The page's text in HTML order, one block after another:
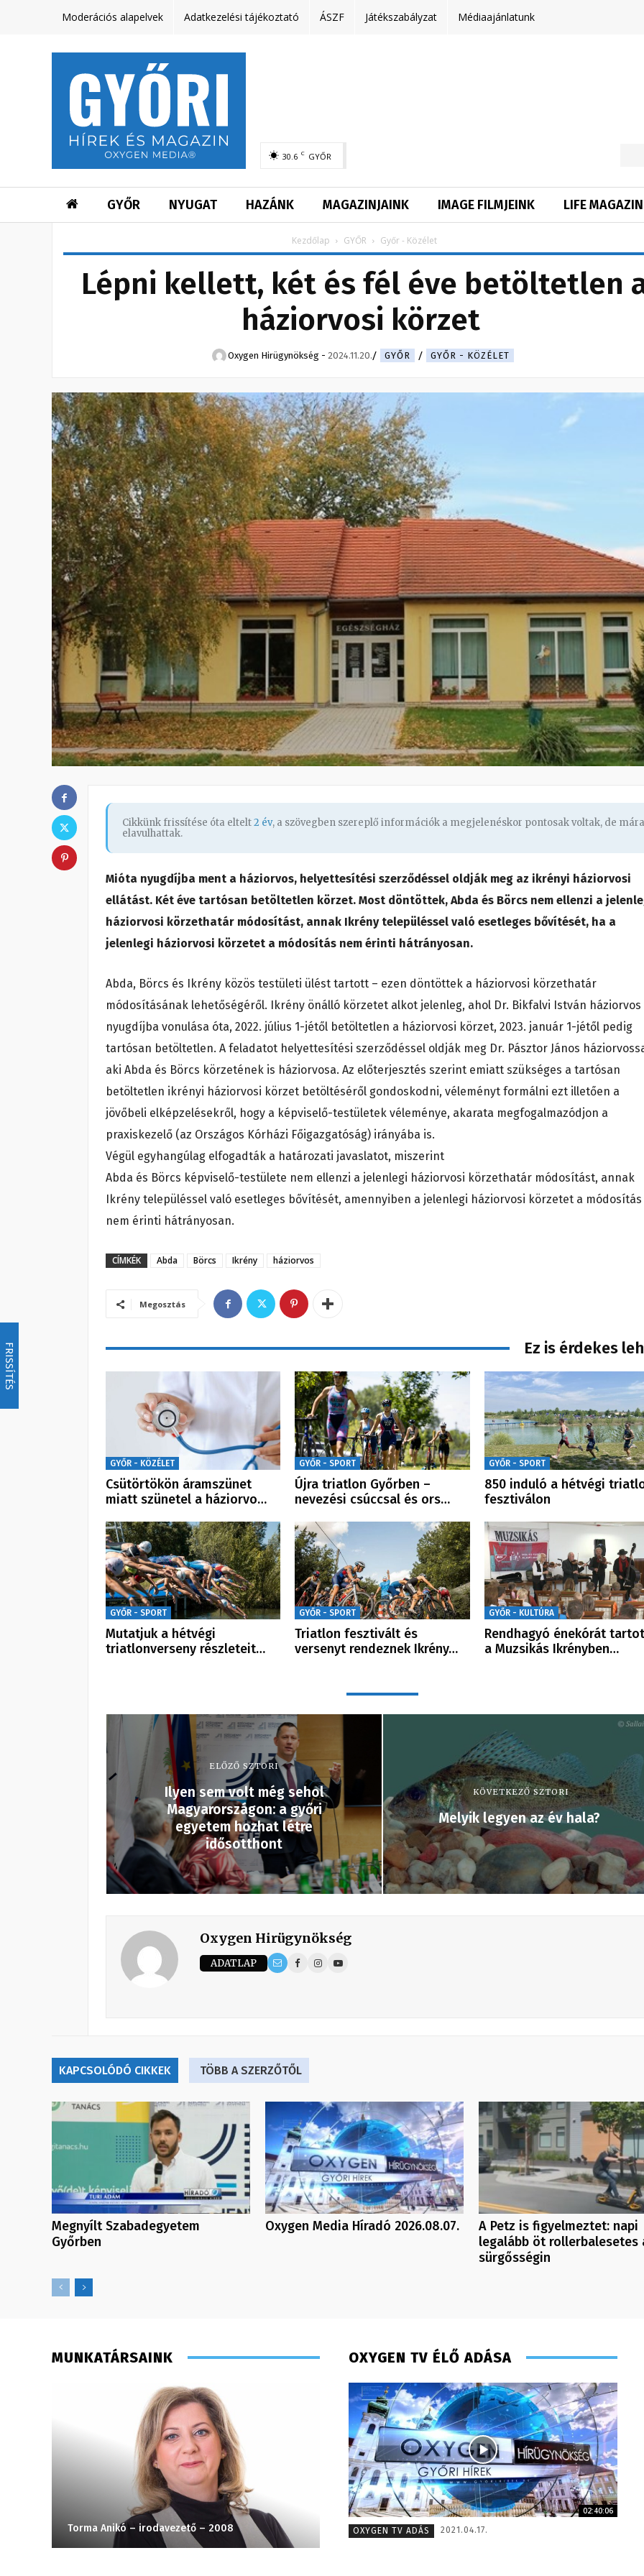
FRISSÍTÉS
Moderációs alapelvek Adatkezelési tájékoztató ÁSZF Játékszabályzat Médiaajánlatunk
30.6 C GYŐR
GYŐR NYUGAT HAZÁNK MAGAZINJAINK IMAGE FILMJEINK LIFE MAGAZIN
Kezdőlap GYŐR Győr - Közélet
Lépni kellett, két és fél éve betöltetlen
háziorvosi körzet
Oxygen Hirügynökség - 2024.11.20. GYŐR GYŐR - KÖZÉLET
Cikkünk frissítése óta eltelt2 év, a szövegben szereplő információk a megjelenéskor pontosak voltak, de mára
elavulhattak.
Mióta nyugdíjba ment a háziorvos, helyettesítési szerződéssel oldják meg az ikrényi háziorvosi
ellátást. Két éve tartósan betöltetlen körzet. Most döntöttek, Abda és Börcs nem ellenzi a
háziorvosi körzethatár módosítást, annak Ikrény településsel való esetleges bővítését, ha a
jelenlegi háziorvosi körzetet a módosítás nem érinti hátrányosan.
Abda, Börcs és Ikrény közös testületi ülést tartott – ezen döntöttek a háziorvosi körzethatár
módosításának lehetőségéről. Ikrény önálló körzetet alkot jelenleg, ahol Dr. Bikfalvi István háziorvos
nyugdíjba vonulása óta, 2022. július 1-jétől betöltetlen a háziorvosi körzet, 2023. január 1-jétől pedig
tartósan betöltetlen. A feladatot helyettesítési szerződéssel oldják meg Dr. Pásztor János
aki Abda és Börcs körzetének is háziorvosa. Az előterjesztés szerint emiatt szükséges a tartósan
betöltetlen ikrényi háziorvosi körzet betöltéséről gondoskodni, véleményt formálni ezt illetően a
jövőbeli elképzelésekről, hogy a képviselő-testületek véleménye, akarata megfogalmazódjon a
praxiskezelő (az Országos Kórházi Főigazgatóság) irányába is.
Végül egyhangúlag elfogadták a határozati javaslatot, miszerint
Abda és Börcs képviselő-testülete nem ellenzi a jelenlegi háziorvosi körzethatár módosítást, annak
Ikrény településsel való esetleges bővítését, amennyiben a jelenlegi háziorvosi körzetet a módosítás
nem érinti hátrányosan.
CÍMKÉK Abda Börcs Ikrény háziorvos
Megosztás
Ez is érdekes
GYŐR - KÖZÉLET
Csütörtökön áramszünet
miatt szünetel a háziorvo…
GYŐR - SPORT
Újra triatlon Győrben –
nevezési csúccsal és ors…
GYŐR - SPORT
850 induló a hétvégi
fesztiválon
GYŐR - SPORT
Mutatjuk a hétvégi
triatlonverseny részleteit…
GYŐR - SPORT
Triatlon fesztivált és
versenyt rendeznek Ikrény…
GYŐR - KULTÚRA
Rendhagyó énekórát
a Muzsikás Ikrényben…
ELŐZŐ SZTORI
Ilyen sem volt még sehol
Magyarországon: a győri
egyetem hozhat létre
idősotthont
KÖVETKEZŐ SZTORI
Melyik legyen az év hala?
Oxygen Hirügynökség
ADATLAP
KAPCSOLÓDÓ CIKKEK TÖBB A SZERZŐTŐL
Megnyílt Szabadegyetem
Győrben
Oxygen Media Híradó 2026.08.07.
A Petz is figyelmeztet: napi
legalább öt rollerbalesetes
sürgősségin
MUNKATÁRSAINK
Torma Anikó – irodavezető – 2008 Monoczki Mária – értékesítési vezető – 2014
OXYGEN TV ÉLŐ ADÁSA
02:40:06
OXYGEN TV ADÁS
2021.04.17.